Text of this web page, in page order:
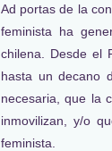
Ad portas de la
feminista ha
chilena. Desde el
hasta un decano
necesaria, que la
inmovilizan, y/o
feminista.